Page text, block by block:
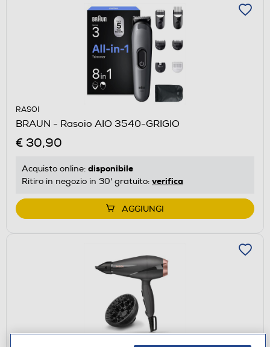
RASOI
BRAUN - Rasoio AIO 3540-GRIGIO
€ 30,90
Acquisto online: disponibile
Ritiro in negozio in 30' gratuito: verifica
AGGIUNGI